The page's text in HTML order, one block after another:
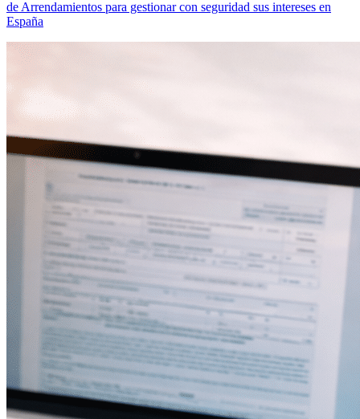
de Arrendamientos para gestionar con seguridad sus intereses en
España